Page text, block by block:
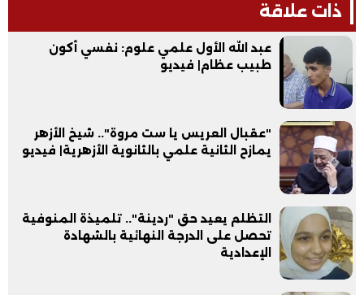
ذات علاقة
عبد الله الأول علمي علوم: نفسي أكون
طبيب عظام| فيديو
"عقبال العريس يا ست مروة".. شيخ الأزهر
يمازح الثانية علمي بالثانوية الأزهرية| فيديو
التظلم يعيد حق "ردينة".. تلميذة المنوفية
تحصل على الدرجة النهائية بالشهادة
الإعدادية